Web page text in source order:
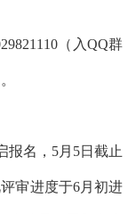
（入QQ群
报名， 5月 5日截止
审进度于6月初进